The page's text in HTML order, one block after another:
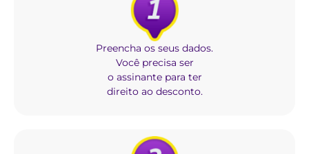
Preencha os seus dados.
Você precisa ser
o assinante para ter
direito ao desconto.